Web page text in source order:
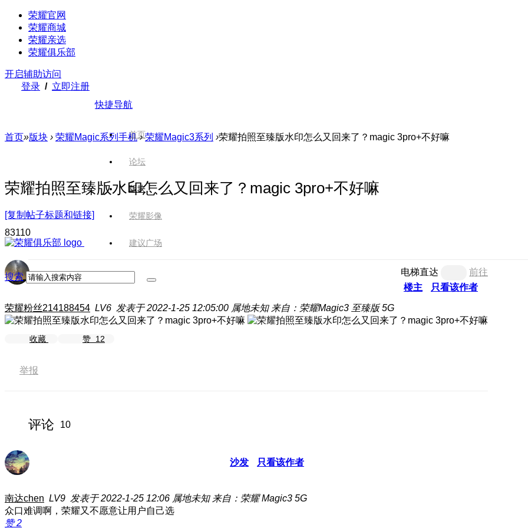
荣耀官网
荣耀商城
荣耀亲选
荣耀俱乐部
开启辅助访问
登录 / 立即注册
快捷导航
首页
论坛
版块
荣耀影像
建议广场
搜索
首页»版块 › 荣耀Magic系列手机 › 荣耀Magic3系列 ›荣耀拍照至臻版水印怎么又回来了？magic 3pro+不好嘛
荣耀拍照至臻版水印怎么又回来了？magic 3pro+不好嘛
[复制帖子标题和链接]
83110
电梯直达
前往
楼主
只看该作者
荣耀粉丝214188454 LV6 发表于 2022-1-25 12:05:00 属地未知 来自：荣耀Magic3 至臻版 5G
收藏 赞 12
举报
评论 10
沙发 只看该作者
南达chen LV9 发表于 2022-1-25 12:06 属地未知 来自：荣耀 Magic3 5G
众口难调啊，荣耀又不愿意让用户自己选
赞2